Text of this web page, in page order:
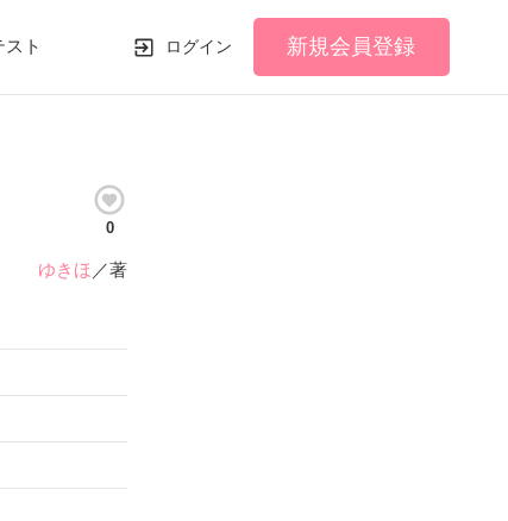
スト ログイン 新規会員登録
0
ゆきほ ／著